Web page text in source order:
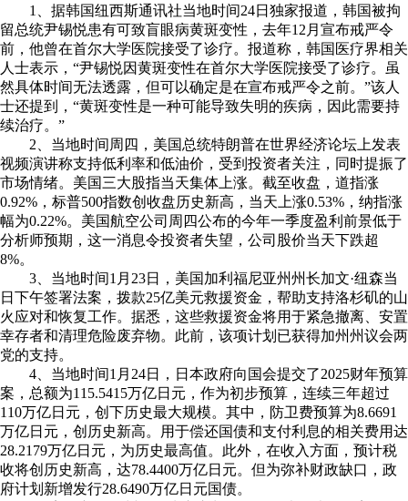
1、据韩国纽西斯通讯社当地时间24日独家报道，韩国被拘
留总统尹锡悦患有可致盲眼病黄斑变性，去年12月宣布戒严令
前，他曾在首尔大学医院接受了诊疗。报道称，韩国医疗界相关
人士表示，“尹锡悦因黄斑变性在首尔大学医院接受了诊疗。虽
然具体时间无法透露，但可以确定是在宣布戒严令之前。”该人
士还提到，“黄斑变性是一种可能导致失明的疾病，因此需要持
续治疗。”
2、当地时间周四，美国总统特朗普在世界经济论坛上发表
视频演讲称支持低利率和低油价，受到投资者关注，同时提振了
市场情绪。美国三大股指当天集体上涨。截至收盘，道指涨
0.92%，标普500指数创收盘历史新高，当天上涨0.53%，纳指涨
幅为0.22%。美国航空公司周四公布的今年一季度盈利前景低于
分析师预期，这一消息令投资者失望，公司股价当天下跌超
8%。
3、当地时间1月23日，美国加利福尼亚州州长加文·纽森当
日下午签署法案，拨款25亿美元救援资金，帮助支持洛杉矶的山
火应对和恢复工作。据悉，这些救援资金将用于紧急撤离、安置
幸存者和清理危险废弃物。此前，该项计划已获得加州州议会两
党的支持。
4、当地时间1月24日，日本政府向国会提交了2025财年预算
案，总额为115.5415万亿日元，作为初步预算，连续三年超过
110万亿日元，创下历史最大规模。其中，防卫费预算为8.6691
万亿日元，创历史新高。用于偿还国债和支付利息的相关费用达
28.2179万亿日元，为历史最高值。此外，在收入方面，预计税
收将创历史新高，达78.4400万亿日元。但为弥补财政缺口，政
府计划新增发行28.6490万亿日元国债。